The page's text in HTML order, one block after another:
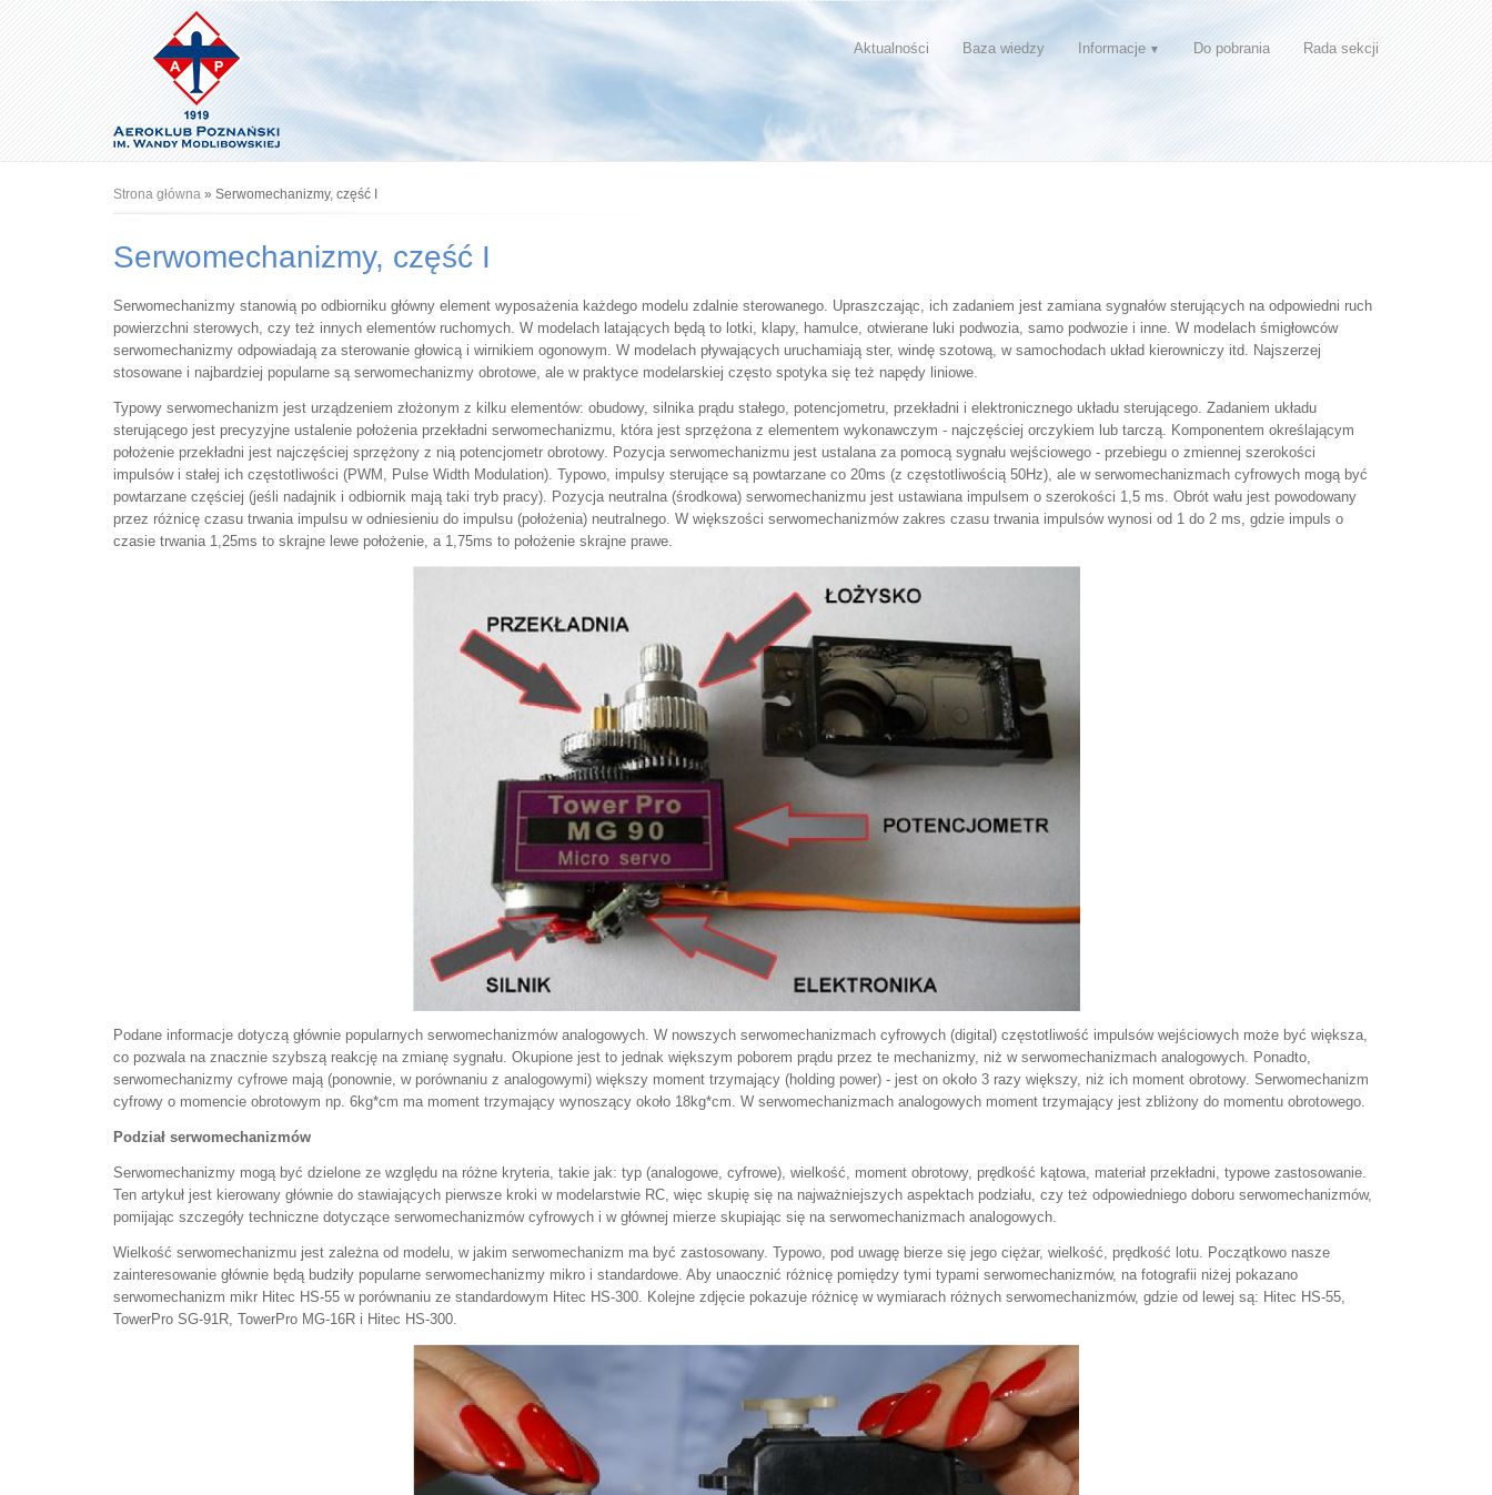
Aktualności Baza wiedzy Informacje Do pobrania Rada sekcji
Jesteś tutaj
Strona główna » Serwomechanizmy, część I
Serwomechanizmy, część I
Serwomechanizmy stanowią po odbiorniku główny element wyposażenia każdego modelu zdalnie sterowanego. Upraszczając, ich zadaniem jest zamiana sygnałów sterujących na odpowiedni ruch
powierzchni sterowych, czy też innych elementów ruchomych. W modelach latających będą to lotki, klapy, hamulce, otwierane luki podwozia, samo podwozie i inne. W modelach śmigłowców
serwomechanizmy odpowiadają za sterowanie głowicą i wirnikiem ogonowym. W modelach pływających uruchamiają ster, windę szotową, w samochodach układ kierowniczy itd. Najszerzej
stosowane i najbardziej popularne są serwomechanizmy obrotowe, ale w praktyce modelarskiej często spotyka się też napędy liniowe.
Typowy serwomechanizm jest urządzeniem złożonym z kilku elementów: obudowy, silnika prądu stałego, potencjometru, przekładni i elektronicznego układu sterującego. Zadaniem układu
sterującego jest precyzyjne ustalenie położenia przekładni serwomechanizmu, która jest sprzężona z elementem wykonawczym - najczęściej orczykiem lub tarczą. Komponentem określającym
położenie przekładni jest najczęściej sprzężony z nią potencjometr obrotowy. Pozycja serwomechanizmu jest ustalana za pomocą sygnału wejściowego - przebiegu o zmiennej szerokości
impulsów i stałej ich częstotliwości (PWM, Pulse Width Modulation). Typowo, impulsy sterujące są powtarzane co 20ms (z częstotliwością 50Hz), ale w serwomechanizmach cyfrowych mogą być
powtarzane częściej (jeśli nadajnik i odbiornik mają taki tryb pracy). Pozycja neutralna (środkowa) serwomechanizmu jest ustawiana impulsem o szerokości 1,5 ms. Obrót wału jest powodowany
przez różnicę czasu trwania impulsu w odniesieniu do impulsu (położenia) neutralnego. W większości serwomechanizmów zakres czasu trwania impulsów wynosi od 1 do 2 ms, gdzie impuls o
czasie trwania 1,25ms to skrajne lewe położenie, a 1,75ms to położenie skrajne prawe.
Podane informacje dotyczą głównie popularnych serwomechanizmów analogowych. W nowszych serwomechanizmach cyfrowych (digital) częstotliwość impulsów wejściowych może być większa,
co pozwala na znacznie szybszą reakcję na zmianę sygnału. Okupione jest to jednak większym poborem prądu przez te mechanizmy, niż w serwomechanizmach analogowych. Ponadto,
serwomechanizmy cyfrowe mają (ponownie, w porównaniu z analogowymi) większy moment trzymający (holding power) - jest on około 3 razy większy, niż ich moment obrotowy. Serwomechanizm
cyfrowy o momencie obrotowym np. 6kg*cm ma moment trzymający wynoszący około 18kg*cm. W serwomechanizmach analogowych moment trzymający jest zbliżony do momentu obrotowego.
Podział serwomechanizmów
Serwomechanizmy mogą być dzielone ze względu na różne kryteria, takie jak: typ (analogowe, cyfrowe), wielkość, moment obrotowy, prędkość kątowa, materiał przekładni, typowe zastosowanie.
Ten artykuł jest kierowany głównie do stawiających pierwsze kroki w modelarstwie RC, więc skupię się na najważniejszych aspektach podziału, czy też odpowiedniego doboru serwomechanizmów,
pomijając szczegóły techniczne dotyczące serwomechanizmów cyfrowych i w głównej mierze skupiając się na serwomechanizmach analogowych.
Wielkość serwomechanizmu jest zależna od modelu, w jakim serwomechanizm ma być zastosowany. Typowo, pod uwagę bierze się jego ciężar, wielkość, prędkość lotu. Początkowo nasze
zainteresowanie głównie będą budziły popularne serwomechanizmy mikro i standardowe. Aby unaocznić różnicę pomiędzy tymi typami serwomechanizmów, na fotografii niżej pokazano
serwomechanizm mikr Hitec HS-55 w porównaniu ze standardowym Hitec HS-300. Kolejne zdjęcie pokazuje różnicę w wymiarach różnych serwomechanizmów, gdzie od lewej są: Hitec HS-55,
TowerPro SG-91R, TowerPro MG-16R i Hitec HS-300.